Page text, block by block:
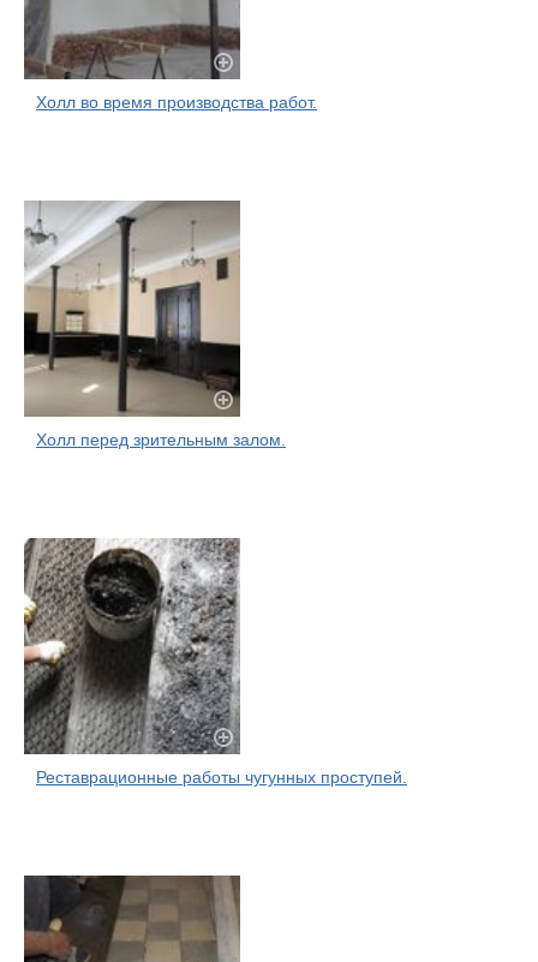
Холл во время производства работ.
Холл перед зрительным залом.
Реставрационные работы чугунных проступей.